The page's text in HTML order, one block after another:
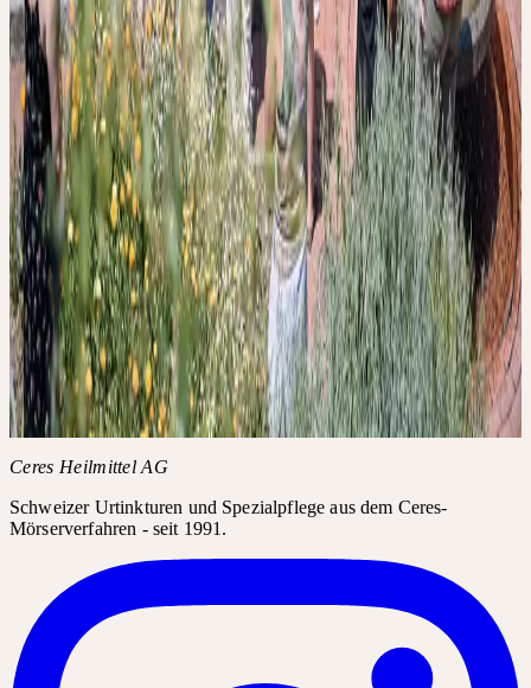
CHF 10
Jetzt anmelden
Details
DatumDienstag, 1. September 2026
Uhrzeit12:00 – 13:30 Uhr
OrtBachtobelstrasse 6, CH-8593 Kesswil
Anmeldefrist
3 Tage vor Seminartermin
Bedingungen
Bitte melden Sie sich im Verhinderungsfall ab · Ausschliesslich
Bezahlung vor Ort, in bar oder mit Twint.
Akkreditierungen
·FPH-Punkte Schweiz: 0.0
·SDV-Punkte: 0.0
Themen
Ceres kennenlernen
Weitere InformationenAGB der AkademieFAQ zur Akademie
Ceres Heilmittel AG
Schweizer Urtinkturen und Spezialpflege aus dem Ceres-
Mörserverfahren - seit 1991.